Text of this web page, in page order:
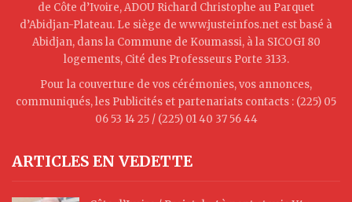
de Côte d’Ivoire, ADOU Richard Christophe au Parquet
d’Abidjan-Plateau. Le siège de www.justeinfos.net est basé à
Abidjan, dans la Commune de Koumassi, à la SICOGI 80
logements, Cité des Professeurs Porte 3133.
Pour la couverture de vos cérémonies, vos annonces,
communiqués, les Publicités et partenariats contacts : (225) 05
06 53 14 25 / (225) 01 40 37 56 44
ARTICLES EN VEDETTE